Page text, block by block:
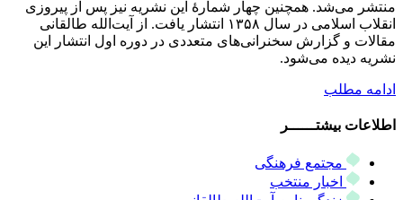
منتشر می‌شد. همچنین چهار شمارۀ این نشریه نیز پس از پیروزی
انقلاب اسلامی در سال ۱۳۵۸ انتشار یافت. از آیت‌الله طالقانی
مقالات و گزارش سخنرانی‌های متعددی در دوره اول انتشار این
نشریه دیده می‌شود.
ادامه مطلب
اطلاعات بیشتــــــر
مجتمع فرهنگی
اخبار منتخب